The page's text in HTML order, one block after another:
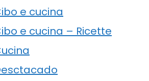
e cucina
e cucina – Ricette